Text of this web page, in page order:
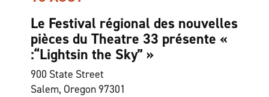
Le Festival régional des nouvelles
pièces du Theatre 33 présente «
:“Lightsin the Sky” »
900 State Street
Salem, Oregon 97301